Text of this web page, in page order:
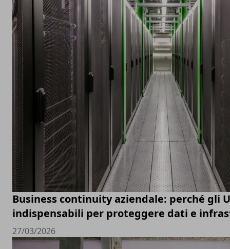
Business continuity aziendale: perché gli
indispensabili per proteggere dati e
27/03/2026